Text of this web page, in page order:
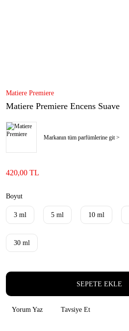
Matiere Premiere
Matiere Premiere Encens Suave
Markanın tüm parfümlerine git >
420,00 TL
Boyut
3 ml 5 ml 10 ml
30 ml
SEPETE EKLE
Yorum Yaz Tavsiye Et